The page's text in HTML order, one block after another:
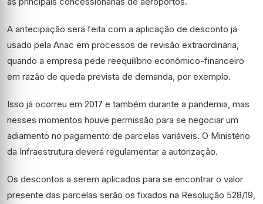
A antecipação será feita com a aplicação de desconto já
usado pela Anac em processos de revisão extraordinária,
quando a empresa pede reequilíbrio econômico-financeiro
em razão de queda prevista de demanda, por exemplo.
Isso já ocorreu em 2017 e também durante a pandemia, mas
nesses momentos houve permissão para se negociar um
adiamento no pagamento de parcelas variáveis. O Ministério
da Infraestrutura deverá regulamentar a autorização.
Os descontos a serem aplicados para se encontrar o valor
presente das parcelas serão os fixados na Resolução 528/19,